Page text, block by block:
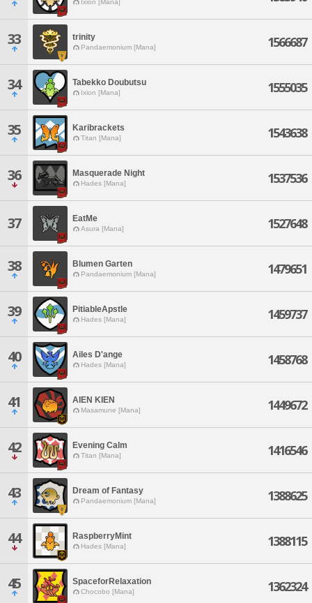
Ixion [Mana]
33 trinity
Pandaemonium [Mana] 1566687
34 Tabekko Doubutsu
Ixion [Mana] 1555035
35 Karibrackets
Titan [Mana] 1543638
36 Masquerade Night
Hades [Mana] 1537536
37 EatMe
Asura [Mana] 1527648
38 Blumen Garten
Pandaemonium [Mana] 1479651
39 PitiableApstle
Hades [Mana] 1459737
40 Ailes D'ange
Hades [Mana] 1458768
41 AIEN KIEN
Masamune [Mana] 1449672
42 Evening Calm
Titan [Mana] 1416546
43 Dream of Fantasy
Pandaemonium [Mana] 1388625
44 RaspberryMint
Hades [Mana] 1388115
45 SpaceforRelaxation
Chocobo [Mana] 1362324